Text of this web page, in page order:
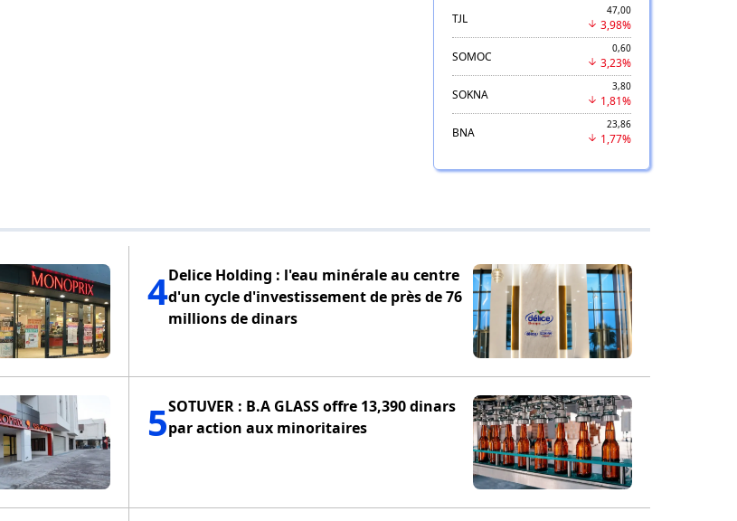
TJL
47,00
3,98%
SOMOC
0,60
3,23%
SOKNA
3,80
1,81%
BNA
23,86
1,77%
4Delice Holding : l'eau minérale au centre
d'un cycle d'investissement de près de 76
millions de dinars
5SOTUVER : B.A GLASS offre 13,390 dinars
par action aux minoritaires